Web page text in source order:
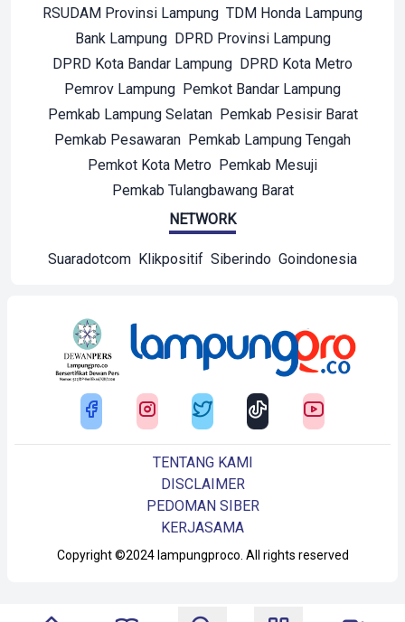
RSUDAM Provinsi Lampung TDM Honda Lampung
Bank Lampung DPRD Provinsi Lampung
DPRD Kota Bandar Lampung DPRD Kota Metro
Pemrov Lampung Pemkot Bandar Lampung
Pemkab Lampung Selatan Pemkab Pesisir Barat
Pemkab Pesawaran Pemkab Lampung Tengah
Pemkot Kota Metro Pemkab Mesuji
Pemkab Tulangbawang Barat
NETWORK
Suaradotcom Klikpositif Siberindo Goindonesia
Copyright ©2024 lampungproco. All rights reserved
TENTANG KAMI
DISCLAIMER
PEDOMAN SIBER
KERJASAMA